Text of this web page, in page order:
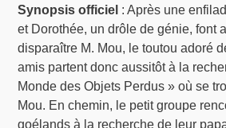
Synopsis officiel : Après une
et Dorothée, un drôle de génie, font
disparaître M. Mou, le toutou adoré
amis partent donc aussitôt à la
Monde des Objets Perdus » où se
Mou. En chemin, le petit groupe
goélands à la recherche de leur